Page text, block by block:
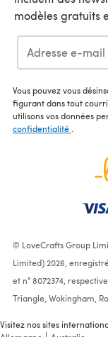
modèles gratuits
Vous pouvez vous
figurant dans tout
utilisons vos données
confidentialité .
© LoveCrafts Group
Limited) 2026,
et n° 8072374,
Triangle, Wokingham,
Visitez nos sites